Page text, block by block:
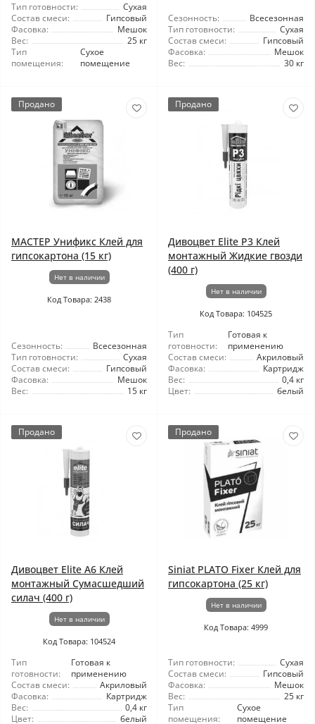
Тип готовности:
Сухая
Состав смеси:
Гипсовый
Фасовка:
Мешок
Вес:
25 кг
Тип
помещения:
Сухое
помещение
Сезонность:
Всесезонная
Тип готовности:
Сухая
Состав смеси:
Гипсовый
Фасовка:
Мешок
Вес:
30 кг
Продано
МАСТЕР Унификс Клей для
гипсокартона (15 кг)
Нет в наличии
Код Товара: 2438
Сезонность:
Всесезонная
Тип готовности:
Сухая
Состав смеси:
Гипсовый
Фасовка:
Мешок
Вес:
15 кг
Продано
Дивоцвет Elite P3 Клей
монтажный Жидкие гвозди
(400 г)
Нет в наличии
Код Товара: 104525
Тип
готовности:
Готовая к
применению
Состав смеси:
Акриловый
Фасовка:
Картридж
Вес:
0,4 кг
Цвет:
белый
Продано
Дивоцвет Elite A6 Клей
монтажный Сумасшедший
силач (400 г)
Нет в наличии
Код Товара: 104524
Тип
готовности:
Готовая к
применению
Состав смеси:
Акриловый
Фасовка:
Картридж
Вес:
0,4 кг
Цвет:
белый
Продано
Siniat PLATO Fixer Клей для
гипсокартона (25 кг)
Нет в наличии
Код Товара: 4999
Тип готовности:
Сухая
Состав смеси:
Гипсовый
Фасовка:
Мешок
Вес:
25 кг
Тип
помещения:
Сухое
помещение